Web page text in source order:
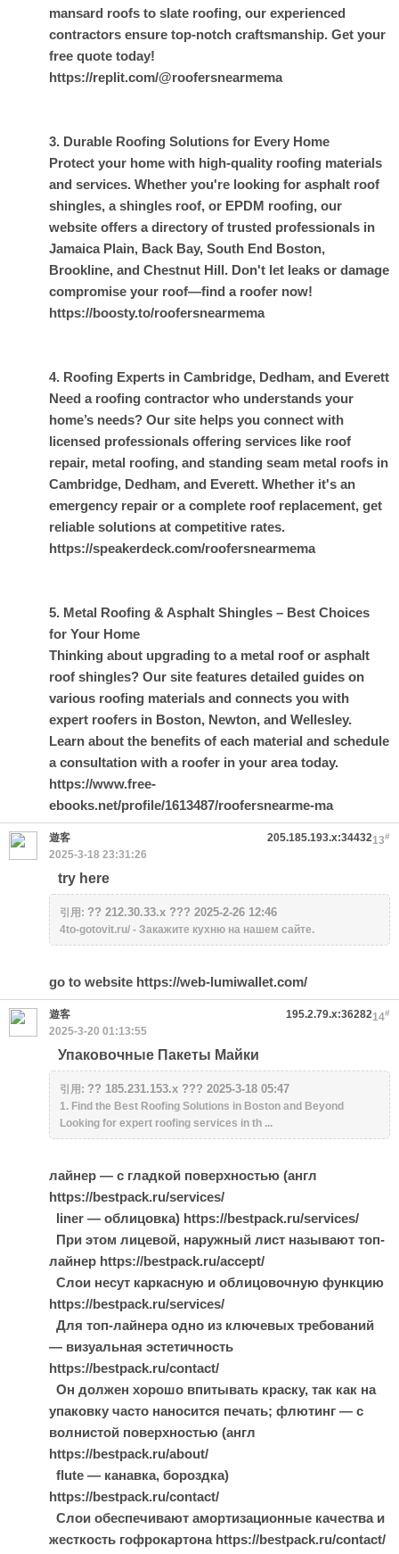
mansard roofs to slate roofing, our experienced
contractors ensure top-notch craftsmanship. Get your
free quote today!
https://replit.com/@roofersnearmema
3. Durable Roofing Solutions for Every Home
Protect your home with high-quality roofing materials
and services. Whether you're looking for asphalt roof
shingles, a shingles roof, or EPDM roofing, our
website offers a directory of trusted professionals in
Jamaica Plain, Back Bay, South End Boston,
Brookline, and Chestnut Hill. Don't let leaks or damage
compromise your roof—find a roofer now!
https://boosty.to/roofersnearmema
4. Roofing Experts in Cambridge, Dedham, and Everett
Need a roofing contractor who understands your
home’s needs? Our site helps you connect with
licensed professionals offering services like roof
repair, metal roofing, and standing seam metal roofs in
Cambridge, Dedham, and Everett. Whether it's an
emergency repair or a complete roof replacement, get
reliable solutions at competitive rates.
https://speakerdeck.com/roofersnearmema
5. Metal Roofing & Asphalt Shingles – Best Choices
for Your Home
Thinking about upgrading to a metal roof or asphalt
roof shingles? Our site features detailed guides on
various roofing materials and connects you with
expert roofers in Boston, Newton, and Wellesley.
Learn about the benefits of each material and schedule
a consultation with a roofer in your area today.
https://www.free-
ebooks.net/profile/1613487/roofersnearme-ma
13#
遊客
205.185.193.x:34432
2025-3-18 23:31:26
try here
引用: ?? 212.30.33.x ??? 2025-2-26 12:46
4to-gotovit.ru/ - Закажите кухню на нашем сайте.
go to website https://web-lumiwallet.com/
14#
遊客
195.2.79.x:36282
2025-3-20 01:13:55
Упаковочные Пакеты Майки
引用: ?? 185.231.153.x ??? 2025-3-18 05:47
1. Find the Best Roofing Solutions in Boston and Beyond
Looking for expert roofing services in th ...
лайнер — с гладкой поверхностью (англ
https://bestpack.ru/services/
liner — облицовка) https://bestpack.ru/services/
При этом лицевой, наружный лист называют топ-
лайнер https://bestpack.ru/accept/
Слои несут каркасную и облицовочную функцию
https://bestpack.ru/services/
Для топ-лайнера одно из ключевых требований
— визуальная эстетичность
https://bestpack.ru/contact/
Он должен хорошо впитывать краску, так как на
упаковку часто наносится печать; флютинг — с
волнистой поверхностью (англ
https://bestpack.ru/about/
flute — канавка, бороздка)
https://bestpack.ru/contact/
Слои обеспечивают амортизационные качества и
жесткость гофрокартона https://bestpack.ru/contact/